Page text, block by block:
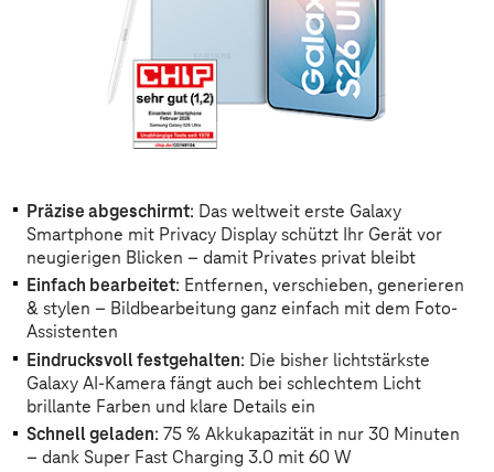
Präzise abgeschirmt: Das weltweit erste Galaxy
Smartphone mit Privacy Display schützt Ihr Gerät vor
neugierigen Blicken – damit Privates privat bleibt
Einfach bearbeitet: Entfernen, verschieben, generieren
& stylen – Bildbearbeitung ganz einfach mit dem Foto-
Assistenten
Eindrucksvoll festgehalten: Die bisher lichtstärkste
Galaxy AI-Kamera fängt auch bei schlechtem Licht
brillante Farben und klare Details ein
Schnell geladen: 75 % Akkukapazität in nur 30 Minuten
– dank Super Fast Charging 3.0 mit 60 W